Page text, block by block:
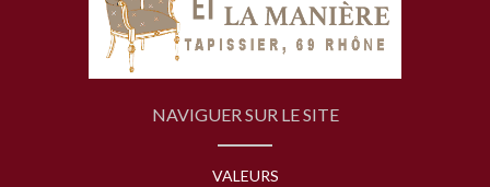
NAVIGUER SUR LE SITE
VALEURS